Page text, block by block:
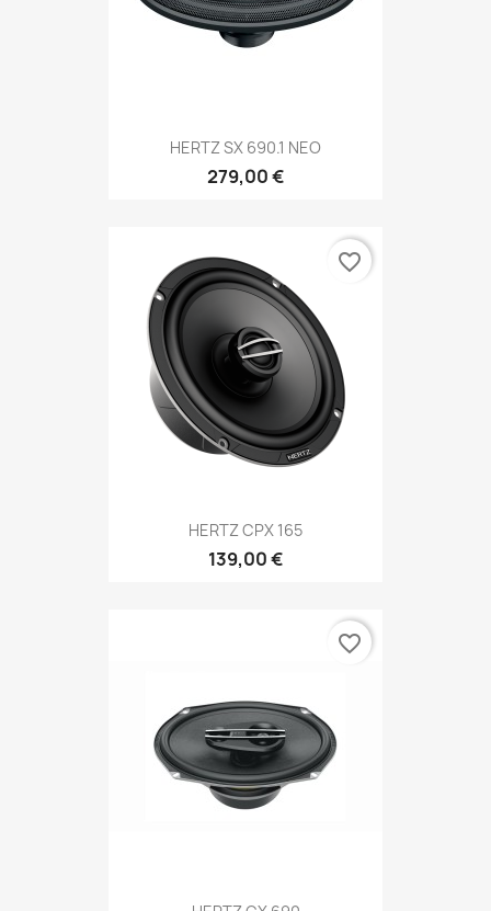
HERTZ SX 690.1 NEO
279,00 €
HERTZ CPX 165
139,00 €
favorite_border
favorite_border